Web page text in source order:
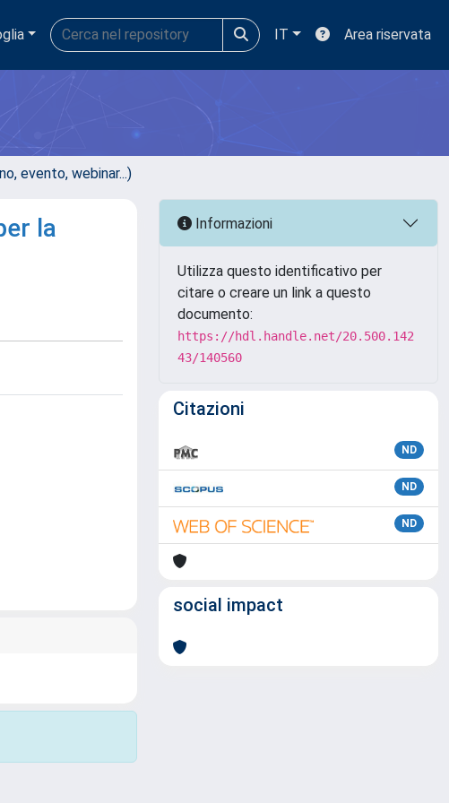
IT Area riservata
evento, webinar...)
la
Informazioni
Utilizza questo identificativo per
citare o creare un link a questo
documento:
https://hdl.handle.net/20.500.142
43/140560
Citazioni
ND
ND
ND
social impact